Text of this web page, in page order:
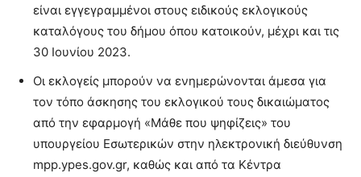
είναι εγγεγραμμένοι στους ειδικούς εκλογικούς
καταλόγους του δήμου όπου κατοικούν, μέχρι και τις
30 Ιουνίου 2023.
Οι εκλογείς μπορούν να ενημερώνονται άμεσα για
τον τόπο άσκησης του εκλογικού τους δικαιώματος
από την εφαρμογή «Μάθε που ψηφίζεις» του
υπουργείου Εσωτερικών στην ηλεκτρονική διεύθυνση
mpp.ypes.gov.gr, καθώς και από τα Κέντρα